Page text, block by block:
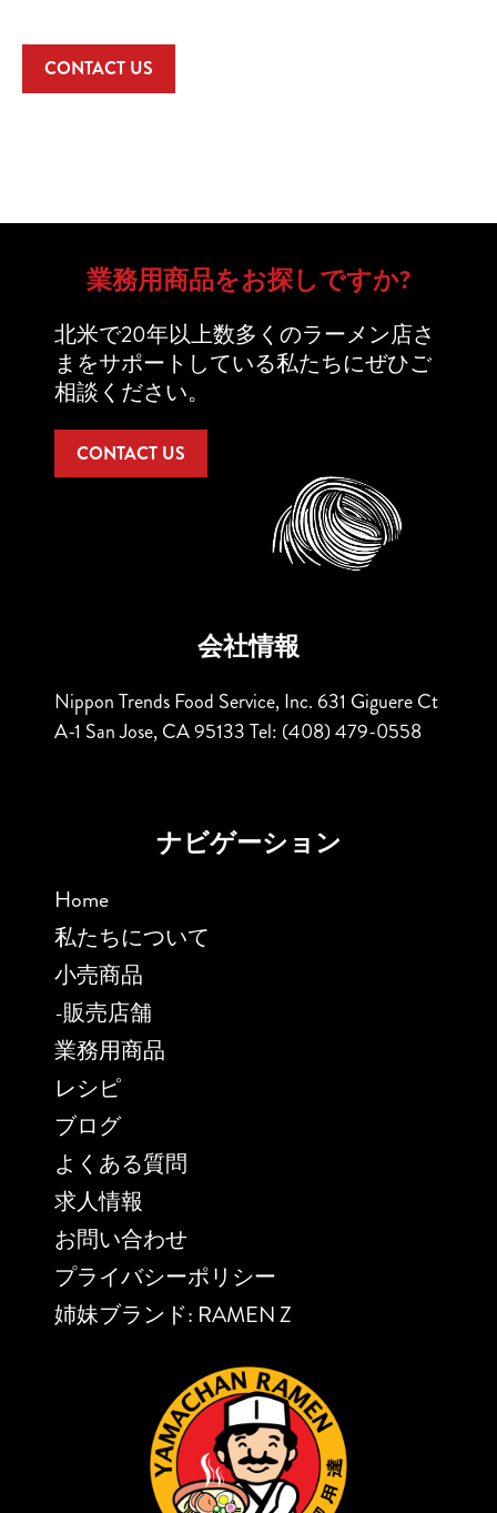
CONTACT US
業務用商品をお探しですか?
北米で20年以上数多くのラーメン店さ
まをサポートしている私たちにぜひご
相談ください。
CONTACT US
会社情報
Nippon Trends Food Service, Inc. 631 Giguere Ct
A-1 San Jose, CA 95133 Tel: (408) 479-0558
ナビゲーション
Home
私たちについて
小売商品
-販売店舗
業務用商品
レシピ
ブログ
よくある質問
求人情報
お問い合わせ
プライバシーポリシー
姉妹ブランド: RAMEN Z